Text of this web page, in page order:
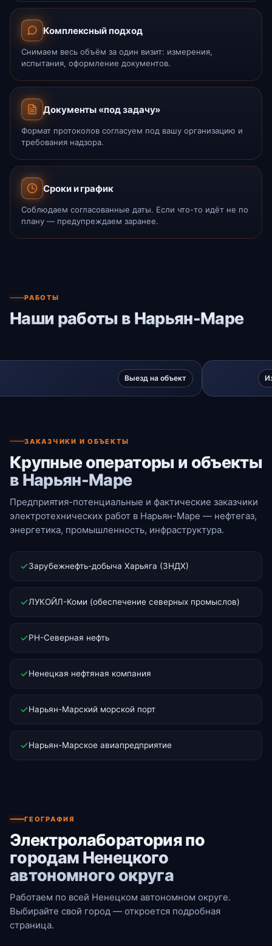
Комплексный подход
Снимаем весь объём за один визит: измерения,
испытания, оформление документов.
Документы «под задачу»
Формат протоколов согласуем под вашу организацию и
требования надзора.
Сроки и график
Соблюдаем согласованные даты. Если что-то идёт не по
плану — предупреждаем заранее.
РАБОТЫ
Наши работы в Нарьян-Маре
Выезд на объект
ЗАКАЗЧИКИ И ОБЪЕКТЫ
Крупные операторы и объекты
в Нарьян-Маре
Предприятия-потенциальные и фактические заказчики
электротехнических работ в Нарьян-Маре — нефтегаз,
энергетика, промышленность, инфраструктура.
Зарубежнефть-добыча Харьяга (ЗНДХ)
ЛУКОЙЛ-Коми (обеспечение северных промыслов)
РН-Северная нефть
Ненецкая нефтяная компания
Нарьян-Марский морской порт
Нарьян-Марское авиапредприятие
ГЕОГРАФИЯ
Электролаборатория по
городам Ненецкого
автономного округа
Работаем по всей Ненецком автономном округе.
Выбирайте свой город — откроется подробная
страница.